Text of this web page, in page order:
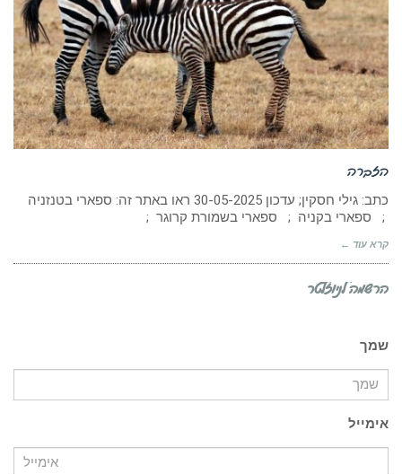
הזברה
כתב: גילי חסקין; עדכון 30-05-2025 ראו באתר זה: ספארי בטנזניה
; ספארי בקניה ; ספארי בשמורת קרוגר ;
קרא עוד ←
הרשמה לניוזלטר
שמך
אימייל